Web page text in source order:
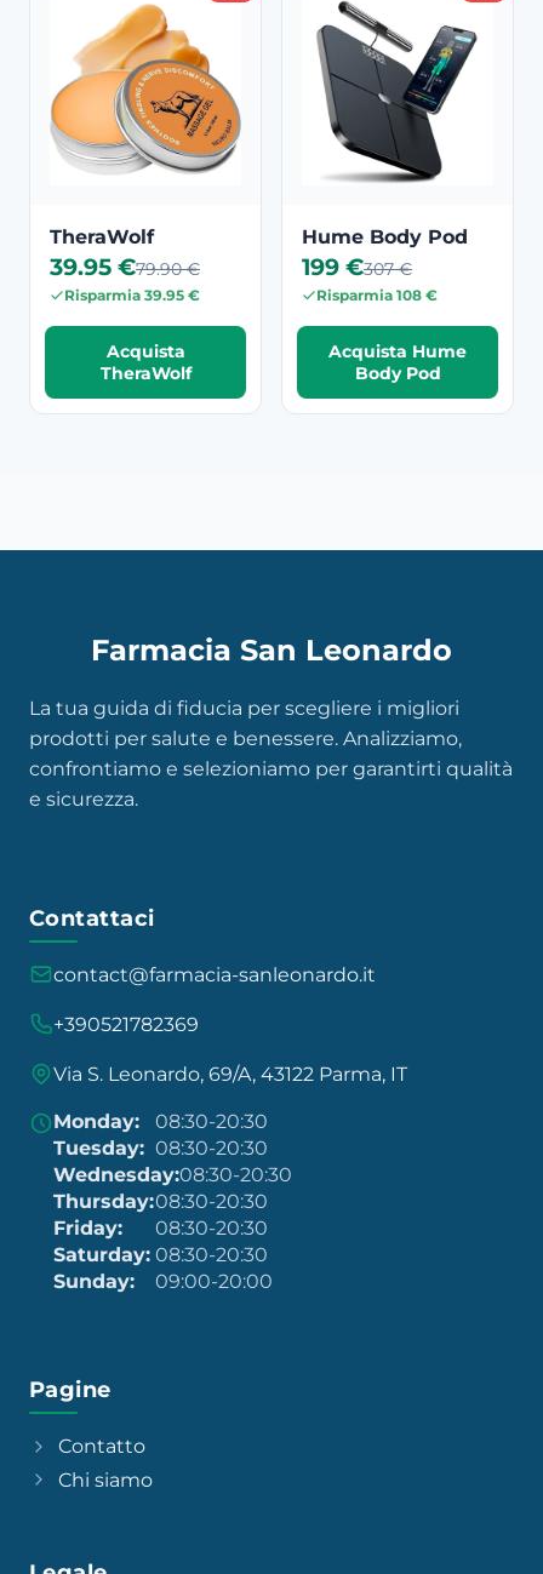
TheraWolf
39.95 €79.90 €
Risparmia 39.95 €
Acquista
TheraWolf
Hume Body Pod
199 €307 €
Risparmia 108 €
Acquista Hume
Body Pod
Farmacia San Leonardo
La tua guida di fiducia per scegliere i migliori
prodotti per salute e benessere. Analizziamo,
confrontiamo e selezioniamo per garantirti qualità
e sicurezza.
Contattaci
contact@farmacia-sanleonardo.it
+390521782369
Via S. Leonardo, 69/A, 43122 Parma, IT
Monday:
08:30-20:30
Tuesday: 08:30-20:30
Wednesday:08:30-20:30
Thursday:08:30-20:30
Friday:
08:30-20:30
Saturday: 08:30-20:30
Sunday:
09:00-20:00
Pagine
Contatto
Chi siamo